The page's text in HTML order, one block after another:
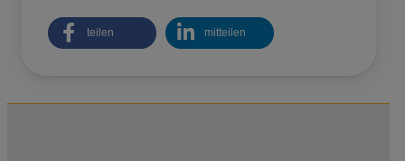
teilen mitteilen